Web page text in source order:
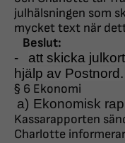
julhälsningen som
myckettext när
Beslut:
-
att skicka
hjälp av Postnord.
§ 6 Ekonomi
a) Ekonomisk
Kassarapporten
Charlotte